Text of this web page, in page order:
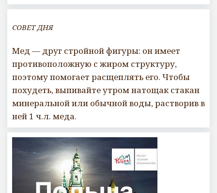
СОВЕТ ДНЯ
Мед — друг стройной фигуры: он имеет
противоположную с жиром структуру,
поэтому помогает расщеплять его. Чтобы
похудеть, выпивайте утром натощак стакан
минеральной или обычной воды, растворив в
ней 1 ч.л. меда.